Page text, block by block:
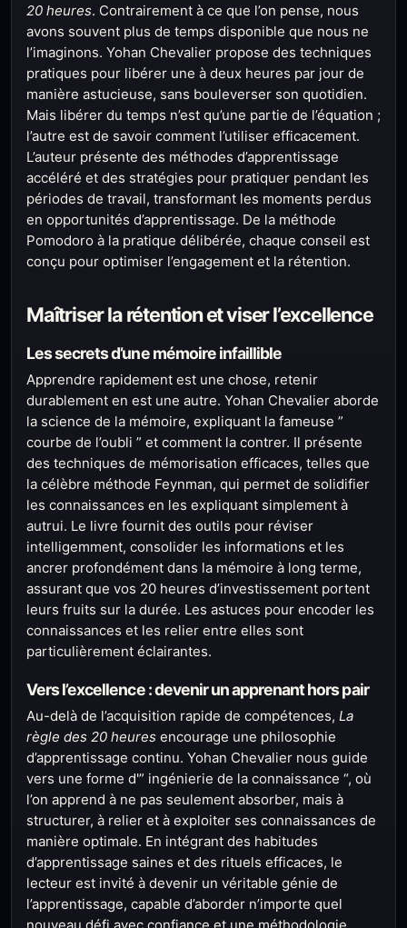
20 heures. Contrairement à ce que l’on pense, nous
avons souvent plus de temps disponible que nous ne
l’imaginons. Yohan Chevalier propose des techniques
pratiques pour libérer une à deux heures par jour de
manière astucieuse, sans bouleverser son quotidien.
Mais libérer du temps n’est qu’une partie de l’équation ;
l’autre est de savoir comment l’utiliser efficacement.
L’auteur présente des méthodes d’apprentissage
accéléré et des stratégies pour pratiquer pendant les
périodes de travail, transformant les moments perdus
en opportunités d’apprentissage. De la méthode
Pomodoro à la pratique délibérée, chaque conseil est
conçu pour optimiser l’engagement et la rétention.
Maîtriser la rétention et viser l’excellence
Les secrets d’une mémoire infaillible
Apprendre rapidement est une chose, retenir
durablement en est une autre. Yohan Chevalier aborde
la science de la mémoire, expliquant la fameuse ”
courbe de l’oubli ” et comment la contrer. Il présente
des techniques de mémorisation efficaces, telles que
la célèbre méthode Feynman, qui permet de solidifier
les connaissances en les expliquant simplement à
autrui. Le livre fournit des outils pour réviser
intelligemment, consolider les informations et les
ancrer profondément dans la mémoire à long terme,
assurant que vos 20 heures d’investissement portent
leurs fruits sur la durée. Les astuces pour encoder les
connaissances et les relier entre elles sont
particulièrement éclairantes.
Vers l’excellence : devenir un apprenant hors pair
Au-delà de l’acquisition rapide de compétences, La
règle des 20 heures encourage une philosophie
d’apprentissage continu. Yohan Chevalier nous guide
vers une forme d'” ingénierie de la connaissance “, où
l’on apprend à ne pas seulement absorber, mais à
structurer, à relier et à exploiter ses connaissances de
manière optimale. En intégrant des habitudes
d’apprentissage saines et des rituels efficaces, le
lecteur est invité à devenir un véritable génie de
l’apprentissage, capable d’aborder n’importe quel